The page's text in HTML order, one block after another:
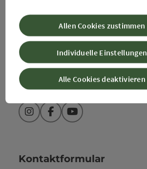
+43 50 360 360 360
info@360alpenland.com
InstagramFacebookYouTube
Kontaktformular
Alle Cookies deaktivieren
Individuelle Einstellungen
Allen Cookies zustimmen